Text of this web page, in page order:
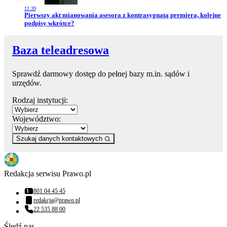
11:39
Przejdź do artykułu:
Pierwszy akt mianowania asesora z kontrasygnatą premiera, kolejne
podpisy wkrótce?
Baza teleadresowa
Sprawdź darmowy dostęp do pełnej bazy m.in. sądów i
urzędów.
Rodzaj instytucji:
Województwo:
Szukaj danych kontaktowych
Redakcja serwisu Prawo.pl
Numer telefonu:
801 04 45 45
Adres email:
redakcja@prawo.pl
Numer telefonu:
22 535 88 00